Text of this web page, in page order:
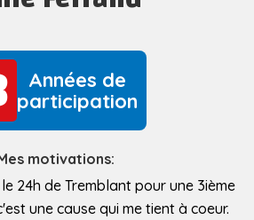
Années de
participation
motivations:
24h de Tremblant pour une 3ième
une cause qui me tient à coeur.